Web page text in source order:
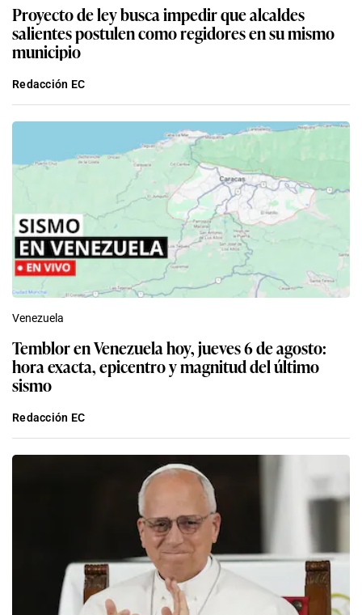
Proyecto de ley busca impedir que alcaldes
salientes postulen como regidores en su mismo
municipio
Redacción EC
Venezuela
Temblor en Venezuela hoy, jueves 6 de agosto:
hora exacta, epicentro y magnitud del último
sismo
Redacción EC